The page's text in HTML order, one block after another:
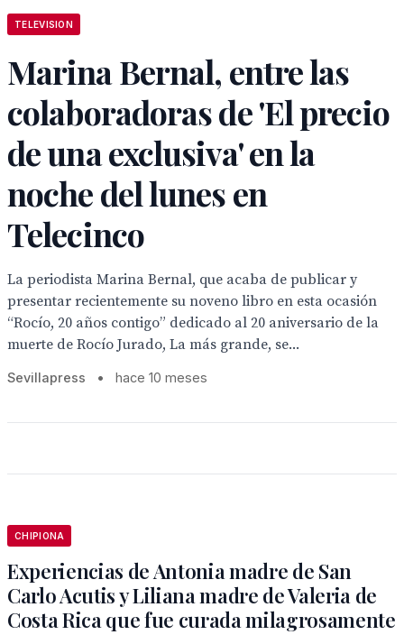
TELEVISION
Marina Bernal, entre las
colaboradoras de 'El precio
de una exclusiva' en la
noche del lunes en
Telecinco
La periodista Marina Bernal, que acaba de publicar y
presentar recientemente su noveno libro en esta ocasión
“Rocío, 20 años contigo” dedicado al 20 aniversario de la
muerte de Rocío Jurado, La más grande, se...
Sevillapress • hace 10 meses
CHIPIONA
Experiencias de Antonia madre de San
Carlo Acutis y Liliana madre de Valeria de
Costa Rica que fue curada milagrosamente